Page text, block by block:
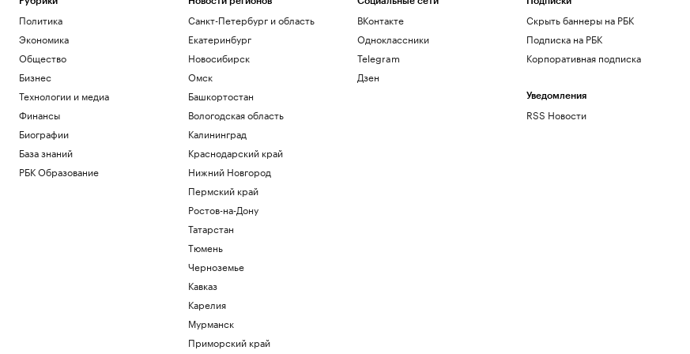
Политика
Экономика
Общество
Бизнес
Технологии и медиа
Финансы
Биографии
База знаний
РБК Образование
Санкт-Петербург и область
Екатеринбург
Новосибирск
Омск
Башкортостан
Вологодская область
Калининград
Краснодарский край
Нижний Новгород
Пермский край
Ростов-на-Дону
Татарстан
Тюмень
Черноземье
Кавказ
Карелия
Мурманск
Приморский край
ВКонтакте
Одноклассники
Telegram
Дзен
Скрыть баннеры на РБК
Подписка на РБК
Корпоративная подписка
Уведомления
RSS Новости